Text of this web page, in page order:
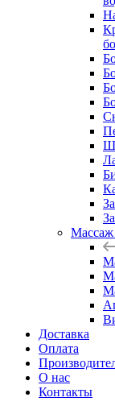
Массаж
Доставка
Оплата
О нас
Контакты